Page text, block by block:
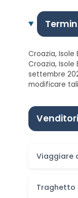
Croazia,
Croazia, Isole
settembre
modificare
Viaggiare
Traghetto